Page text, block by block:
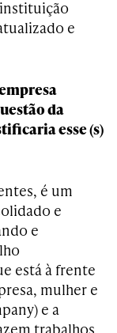
e
da
esse (s)
é um
e
e
está à frente
mulher e
e a
trabalhos